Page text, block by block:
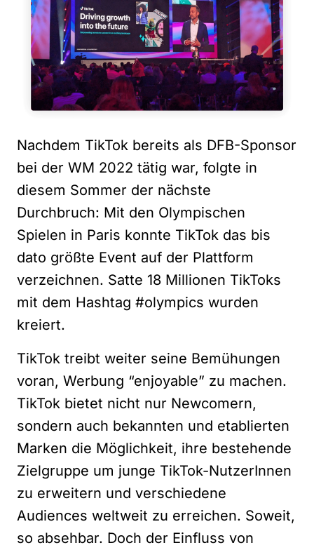
Nachdem TikTok bereits als DFB-Sponsor
bei der WM 2022 tätig war, folgte in
diesem Sommer der nächste
Durchbruch: Mit den Olympischen
Spielen in Paris konnte TikTok das bis
dato größte Event auf der Plattform
verzeichnen. Satte 18 Millionen TikToks
mit dem Hashtag #olympics wurden
kreiert.
TikTok treibt weiter seine Bemühungen
voran, Werbung “enjoyable” zu machen.
TikTok bietet nicht nur Newcomern,
sondern auch bekannten und etablierten
Marken die Möglichkeit, ihre bestehende
Zielgruppe um junge TikTok-NutzerInnen
zu erweitern und verschiedene
Audiences weltweit zu erreichen. Soweit,
so absehbar. Doch der Einfluss von